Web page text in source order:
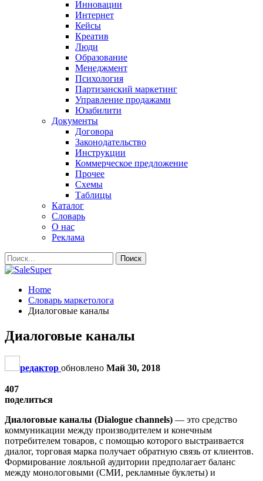
Инновации
Интернет
Кейсы
Креатив
Люди
Образование
Менеджмент
Психология
Партизанский маркетинг
Управление продажами
Юзабилити
Документы
Договора
Законодательство
Инструкции
Коммерческое предложение
Прочее
Схемы
Таблицы
Каталог
Словарь
О нас
Реклама
Home
Словарь маркетолога
Диалоговые каналы
Диалоговые каналы
редактор обновлено Май 30, 2018
407
поделиться
Диалоговые каналы (Dialogue channels) — это средство
коммуникации между производителем и конечным
потребителем товаров, с помощью которого выстраивается
диалог, торговая марка получает обратную связь от клиентов.
Формирование лояльной аудитории предполагает баланс
между монологовыми (СМИ, рекламные буклеты) и